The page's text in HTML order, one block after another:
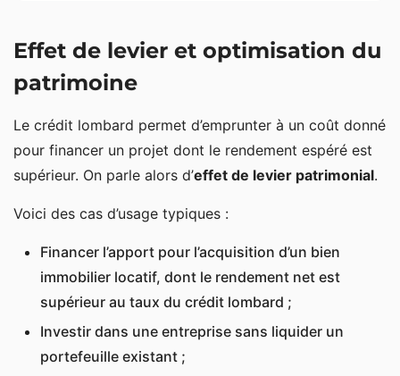
Effet de levier et optimisation du
patrimoine
Le crédit lombard permet d’emprunter à un coût donné
pour financer un projet dont le rendement espéré est
supérieur. On parle alors d’effet de levier patrimonial.
Voici des cas d’usage typiques :
Financer l’apport pour l’acquisition d’un bien
immobilier locatif, dont le rendement net est
supérieur au taux du crédit lombard ;
Investir dans une entreprise sans liquider un
portefeuille existant ;